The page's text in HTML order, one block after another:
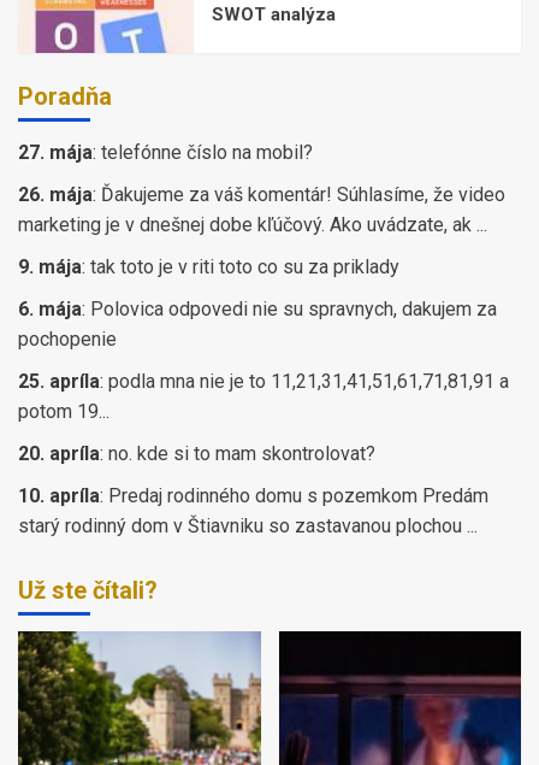
SWOT analýza
Poradňa
27. mája: telefónne číslo na mobil?
26. mája: Ďakujeme za váš komentár! Súhlasíme, že video
marketing je v dnešnej dobe kľúčový. Ako uvádzate, ak ...
9. mája: tak toto je v riti toto co su za priklady
6. mája: Polovica odpovedi nie su spravnych, dakujem za
pochopenie
25. apríla: podla mna nie je to 11,21,31,41,51,61,71,81,91 a
potom 19...
20. apríla: no. kde si to mam skontrolovat?
10. apríla: Predaj rodinného domu s pozemkom Predám
starý rodinný dom v Štiavniku so zastavanou plochou ...
Už ste čítali?